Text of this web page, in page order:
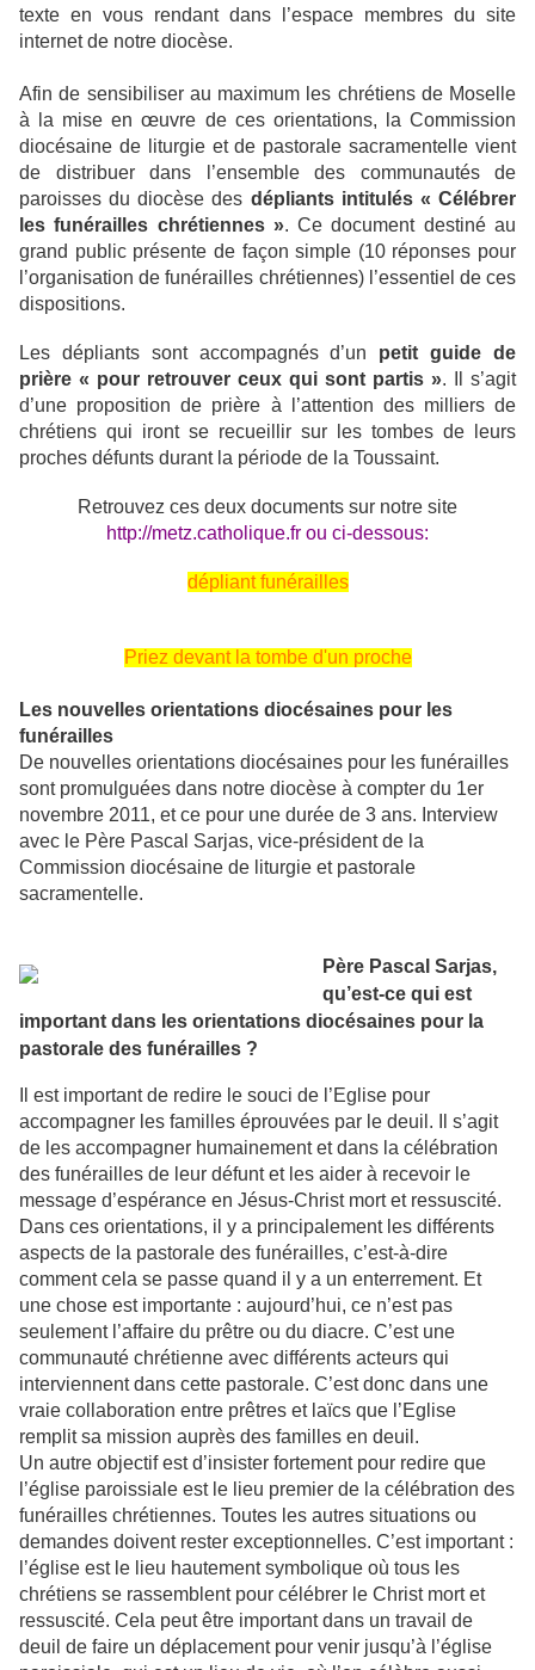
texte en vous rendant dans l’espace membres du site
internet de notre diocèse.
Afin de sensibiliser au maximum les chrétiens de Moselle
à la mise en œuvre de ces orientations, la Commission
diocésaine de liturgie et de pastorale sacramentelle vient
de distribuer dans l’ensemble des communautés de
paroisses du diocèse des dépliants intitulés « Célébrer
les funérailles chrétiennes ». Ce document destiné au
grand public présente de façon simple (10 réponses pour
l’organisation de funérailles chrétiennes) l’essentiel de ces
dispositions.
Les dépliants sont accompagnés d’un petit guide de
prière « pour retrouver ceux qui sont partis ». Il s’agit
d’une proposition de prière à l’attention des milliers de
chrétiens qui iront se recueillir sur les tombes de leurs
proches défunts durant la période de la Toussaint.
Retrouvez ces deux documents sur notre site
http://metz.catholique.fr ou ci-dessous:
dépliant funérailles
Priez devant la tombe d'un proche
Les nouvelles orientations diocésaines pour les
funérailles
De nouvelles orientations diocésaines pour les funérailles
sont promulguées dans notre diocèse à compter du 1er
novembre 2011, et ce pour une durée de 3 ans. Interview
avec le Père Pascal Sarjas, vice-président de la
Commission diocésaine de liturgie et pastorale
sacramentelle.
Père Pascal Sarjas,
qu’est-ce qui est
important dans les orientations diocésaines pour la
pastorale des funérailles ?
Il est important de redire le souci de l’Eglise pour
accompagner les familles éprouvées par le deuil. Il s’agit
de les accompagner humainement et dans la célébration
des funérailles de leur défunt et les aider à recevoir le
message d’espérance en Jésus-Christ mort et ressuscité.
Dans ces orientations, il y a principalement les différents
aspects de la pastorale des funérailles, c’est-à-dire
comment cela se passe quand il y a un enterrement. Et
une chose est importante : aujourd’hui, ce n’est pas
seulement l’affaire du prêtre ou du diacre. C’est une
communauté chrétienne avec différents acteurs qui
interviennent dans cette pastorale. C’est donc dans une
vraie collaboration entre prêtres et laïcs que l’Eglise
remplit sa mission auprès des familles en deuil.
Un autre objectif est d’insister fortement pour redire que
l’église paroissiale est le lieu premier de la célébration des
funérailles chrétiennes. Toutes les autres situations ou
demandes doivent rester exceptionnelles. C’est important :
l’église est le lieu hautement symbolique où tous les
chrétiens se rassemblent pour célébrer le Christ mort et
ressuscité. Cela peut être important dans un travail de
deuil de faire un déplacement pour venir jusqu’à l’église